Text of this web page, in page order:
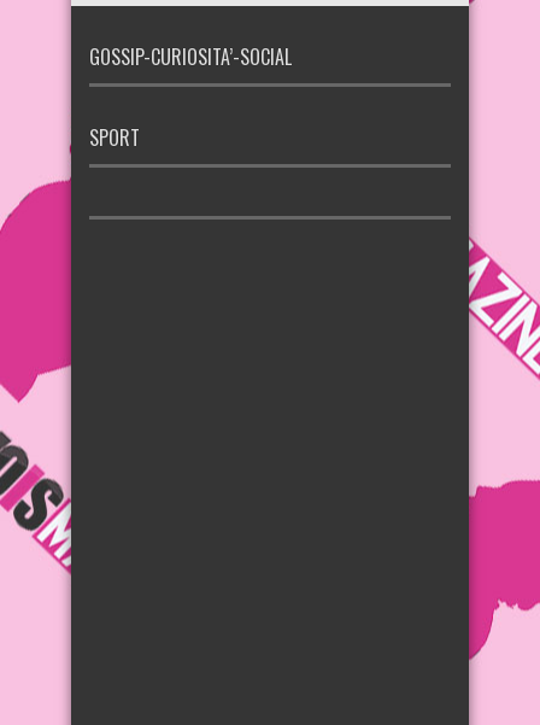
GOSSIP-CURIOSITA’-SOCIAL
SPORT